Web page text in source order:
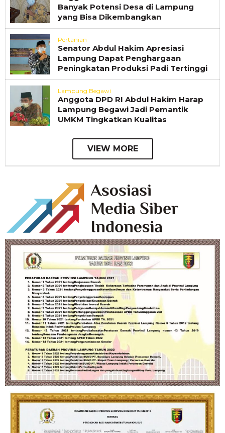
Banyak Potensi Desa di Lampung
yang Bisa Dikembangkan
Pertanian
Senator Abdul Hakim Apresiasi
Lampung Dapat Penghargaan
Peningkatan Produksi Padi Tertinggi
Lampung Begawi
Anggota DPD RI Abdul Hakim Harap
Lampung Begawi Jadi Pemantik
UMKM Tingkatkan Kualitas
VIEW MORE